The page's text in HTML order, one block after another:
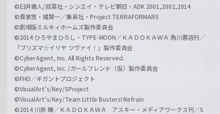
©臼井儀人/双葉社・シンエイ・テレビ朝日・ADK 2001,2002,2014
©貴家悠・橘賢一／集英社・Project TERRAFORMARS
©劇場版ミルキィホームズ製作委員会
©2014 ひろやまひろし・TYPE-MOON／ＫＡＤＯＫＡＷＡ 角川書店刊／
「プリズマ☆イリヤ ツヴァイ！」製作委員会
©CyberAgent, Inc. All Rights Reserved.
©CyberAgent, Inc. /ガールフレンド（仮）製作委員会
©FHO／ギガントプロジェクト
©VisualArt's/Key/SProject
©VisualArt's/Key/Team Little Busters! Refrain
©2014 川原 礫／ＫＡＤＯＫＡＷＡ アスキー・メディアワークス刊／S